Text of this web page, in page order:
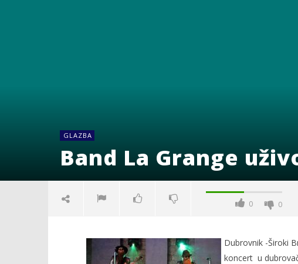
GLAZBA
Band La Grange
0 0
Dubrovnik -Široki
koncert u